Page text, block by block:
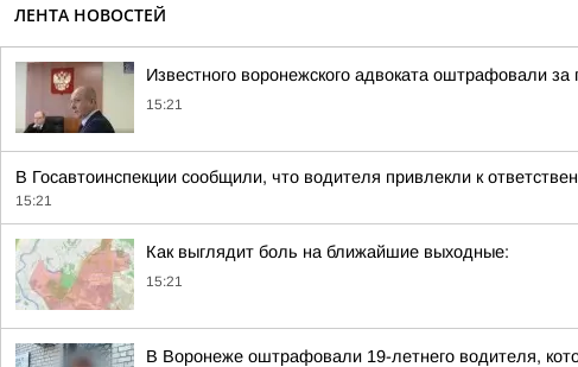
ЛЕНТА НОВОСТЕЙ
Известного воронежского адвоката оштрафовали за
15:21
В Госавтоинспекции сообщили, что водителя привлекли к
15:21
Как выглядит боль на ближайшие выходные:
15:21
В Воронеже оштрафовали 19-летнего водителя,